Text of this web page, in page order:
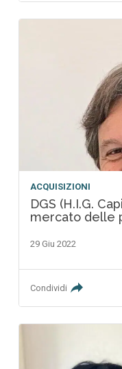
ACQUISIZIONI
DGS (H.I.G.
mercato delle
29 Giu 2022
Condividi